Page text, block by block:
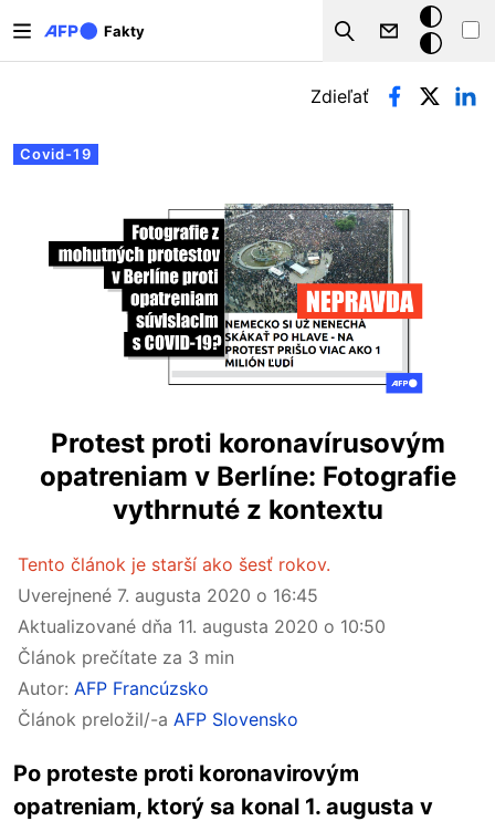
Fakty
Search
Tmavý
režim
Primárne karty
Covid-19
Zdieľať
Protest proti koronavírusovým
opatreniam v Berlíne: Fotografie
vythrnuté z kontextu
Tento článok je starší ako šesť rokov.
Uverejnené 7. augusta 2020 o 16:45
Aktualizované dňa 11. augusta 2020 o 10:50
Článok prečítate za 3 min
Autor: AFP Francúzsko
Článok preložil/-a AFP Slovensko
Po proteste proti koronavirovým
opatreniam, ktorý sa konal 1. augusta v